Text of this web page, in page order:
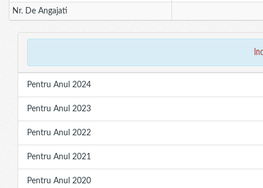
Nr. De Angajati
Pentru Anul 2024
Pentru Anul 2023
Pentru Anul 2022
Pentru Anul 2021
Pentru Anul 2020